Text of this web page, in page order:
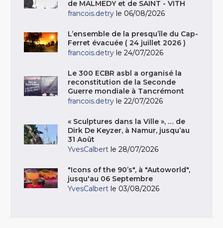
de MALMEDY et de SAINT - VITH
francois.detry le 06/08/2026
L’ensemble de la presqu’île du Cap-
Ferret évacuée ( 24 juillet 2026 )
francois.detry le 24/07/2026
Le 300 ECBR asbl a organisé la
reconstitution de la Seconde
Guerre mondiale à Tancrémont
francois.detry le 22/07/2026
« Sculptures dans la Ville », … de
Dirk De Keyzer, à Namur, jusqu’au
31 Août
YvesCalbert le 28/07/2026
"Icons of the 90’s", à "Autoworld",
jusqu'au 06 Septembre
YvesCalbert le 03/08/2026